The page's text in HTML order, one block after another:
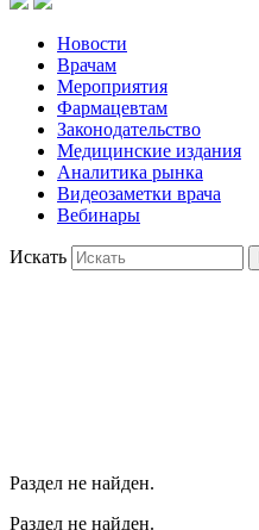
Новости
Врачам
Мероприятия
Фармацевтам
Законодательство
Медицинские издания
Аналитика рынка
Видеозаметки врача
Вебинары
Искать
Раздел не найден.
Раздел не найден.